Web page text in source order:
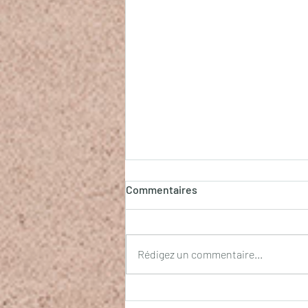
La clef du Cœur
Commentaires
Rédigez un commentaire...